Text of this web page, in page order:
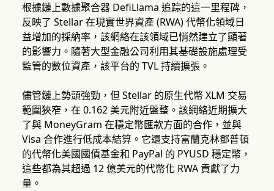
根據鏈上數據聚合器 DefiLlama 追踪的這一里程碑，
反映了 Stellar 在現實世界資產 (RWA) 代幣化領域日
益增加的採納率，該網絡在該領域已悄然建立了顯著
的影響力。隨著大型金融公司利用其基礎設施處理受
監管的數位資產，該平台的 TVL 持續擴張。
儘管鏈上勢頭強勁，但 Stellar 的原生代幣 XLM 交易
範圍狹窄，在 0.162 美元附近盤整。該網絡近期擴大
了與 MoneyGram 在穩定幣匯款方面的合作，並與
Visa 合作進行低成本結算。它還支持富蘭克林鄧普頓
的代幣化美國國債基金和 PayPal 的 PYUSD 穩定幣，
這些都為其超過 12 億美元的代幣化 RWA 貢獻了力
量。